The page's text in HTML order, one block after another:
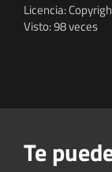
Licencia:
Visto: 98 veces
Te